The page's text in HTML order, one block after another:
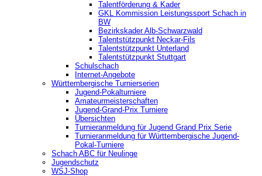
Talentförderung & Kader
GKL Kommission Leistungssport Schach in
BW
Bezirkskader Alb-Schwarzwald
Talentstützpunkt Neckar-Fils
Talentstützpunkt Unterland
Talentstützpunkt Stuttgart
Schulschach
Internet-Angebote
Württembergische Turnierserien
Jugend-Pokalturniere
Amateurmeisterschaften
Jugend-Grand-Prix Turniere
Übersichten
Turnieranmeldung für Jugend Grand Prix Serie
Turnieranmeldung für Württembergische Jugend-
Pokal-Turniere
Schach ABC für Neulinge
Jugendschutz
WSJ-Shop